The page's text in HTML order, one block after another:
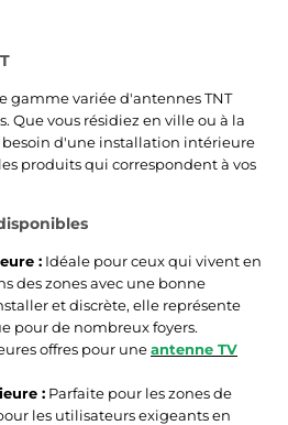
gamme variée d'antennes TNT
Que vous résidiez en ville ou à la
besoin d'une installation intérieure
produits qui correspondent à vos
: Idéale pour ceux qui vivent en
des zones avec une bonne
et discrète, elle représente
pour de nombreux foyers.
offres pour uneantenne TV
: Parfaite pour les zones de
les utilisateurs exigeants en